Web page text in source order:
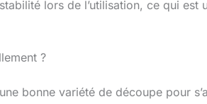
poulet, bœuf, agneau, poisson, etc.
noix, amandes, etc. (Les matériaux plus
lors de l’utilisation, ce qui
?
bonne variété de découpe pour